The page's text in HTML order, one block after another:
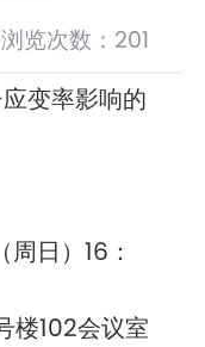
次数： 201
变率影响的
日）16：
102会议室